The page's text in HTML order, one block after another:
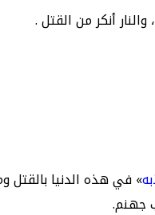
أنكر من القتل .
» في هذه الدنيا بالقتل
جهنم.